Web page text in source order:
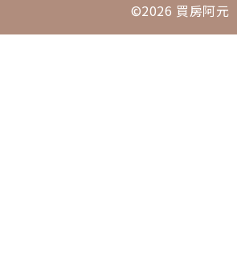
©2026 買房阿元